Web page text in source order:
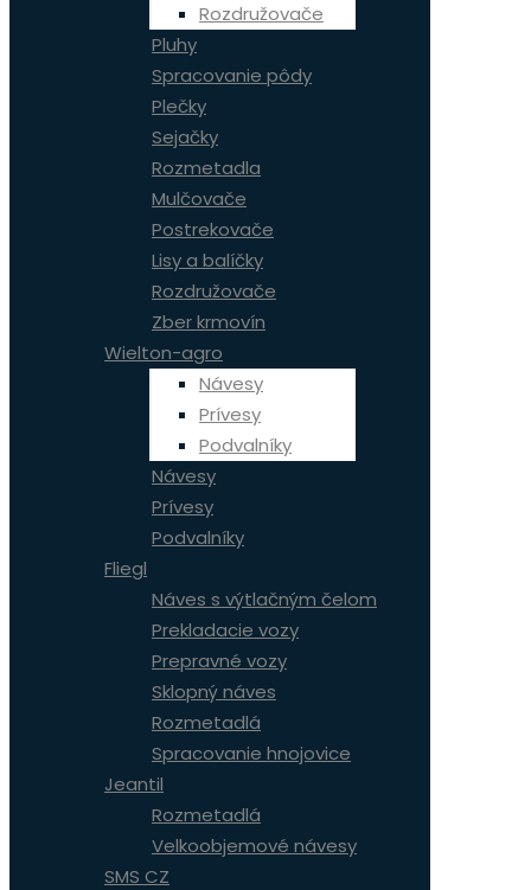
Rozdružovače
Pluhy
Spracovanie pôdy
Plečky
Sejačky
Rozmetadla
Mulčovače
Postrekovače
Lisy a balíčky
Rozdružovače
Zber krmovín
Wielton-agro
Návesy
Prívesy
Podvalníky
Návesy
Prívesy
Podvalníky
Fliegl
Náves s výtlačným čelom
Prekladacie vozy
Prepravné vozy
Sklopný náves
Rozmetadlá
Spracovanie hnojovice
Jeantil
Rozmetadlá
Velkoobjemové návesy
SMS CZ